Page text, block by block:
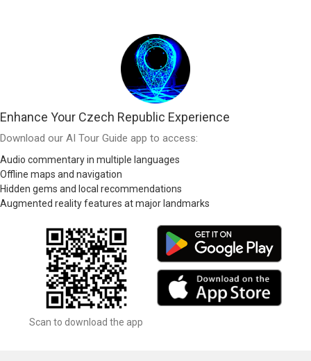
Enhance Your Czech Republic Experience
Download our AI Tour Guide app to access:
Audio commentary in multiple languages
Offline maps and navigation
Hidden gems and local recommendations
Augmented reality features at major landmarks
Scan to download the app